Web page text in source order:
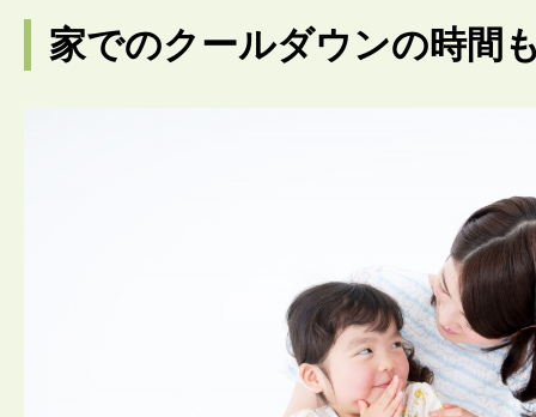
家でのクールダウンの時間